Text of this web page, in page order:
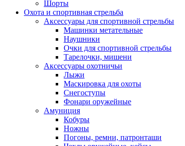
Шорты
Охота и спортивная стрельба
Аксессуары для спортивной стрельбы
Машинки метательные
Наушники
Очки для спортивной стрельбы
Тарелочки, мишени
Аксессуары охотничьи
Лыжи
Маскировка для охоты
Снегоступы
Фонари оружейные
Амуниция
Кобуры
Ножны
Погоны, ремни, патронташи